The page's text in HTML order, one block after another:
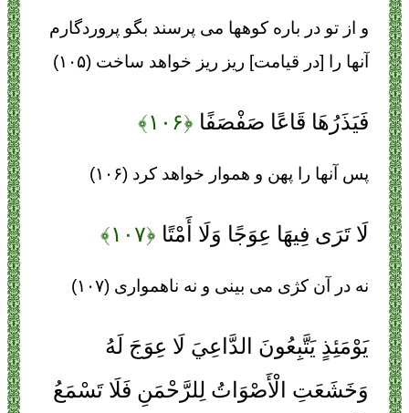
و از تو در باره كوهها مى ‏پرسند بگو پروردگارم
آنها را [در قيامت] ريز ريز خواهد ساخت (۱۰۵)
فَيَذَرُهَا قَاعًا صَفْصَفًا ﴿۱۰۶﴾
پس آنها را پهن و هموار خواهد كرد (۱۰۶)
لَا تَرَى فِيهَا عِوَجًا وَلَا أَمْتًا ﴿۱۰۷﴾
نه در آن كژى مى ‏بينى و نه ناهموارى (۱۰۷)
يَوْمَئِذٍ يَتَّبِعُونَ الدَّاعِيَ لَا عِوَجَ لَهُ
وَخَشَعَتِ الْأَصْوَاتُ لِلرَّحْمَنِ فَلَا تَسْمَعُ